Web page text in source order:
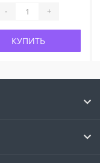
- +
КУПИТЬ